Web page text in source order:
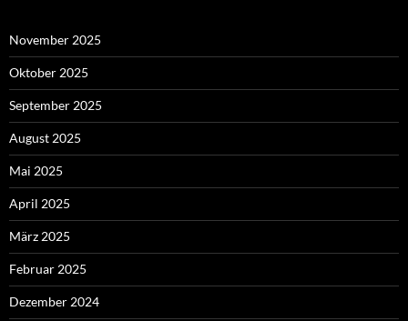
November 2025
Oktober 2025
September 2025
August 2025
Mai 2025
April 2025
März 2025
Februar 2025
Dezember 2024